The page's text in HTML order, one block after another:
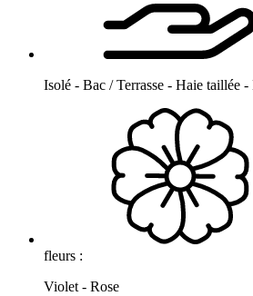
Isolé - Bac / Terrasse - Haie taillée -
fleurs :
Violet - Rose